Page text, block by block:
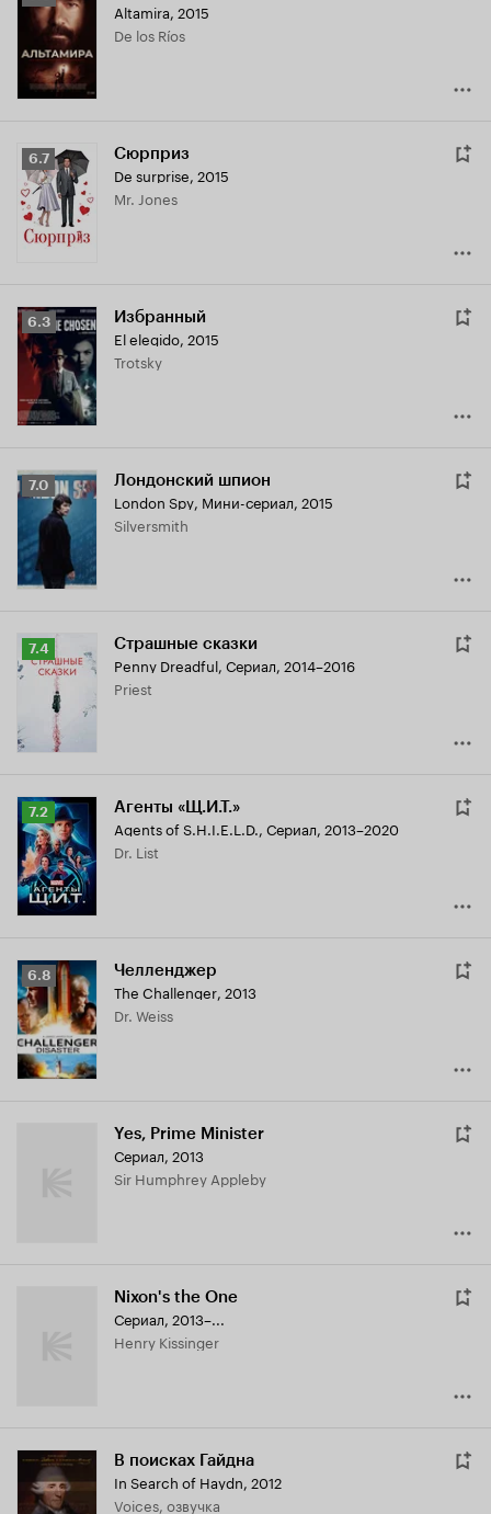
Кинопоиска
Altamira, 2015
De los Ríos
Рейтинг
Кинопоиска
6.7
6.7 Сюрприз
De surprise, 2015
Mr. Jones
Рейтинг
Кинопоиска
6.3
6.3 Избранный
El elegido, 2015
Trotsky
Рейтинг
Кинопоиска
7.0
7.0 Лондонский шпион
London Spy, Мини-сериал, 2015
Silversmith
Рейтинг
Кинопоиска
7.4 Страшные сказки
Penny Dreadful, Сериал, 2014–2016
Priest
Рейтинг
Кинопоиска
7.2
7.2 Агенты «Щ.И.Т.»
Agents of S.H.I.E.L.D., Сериал, 2013–2020
Dr. List
Рейтинг
Кинопоиска
6.8
6.8 Челленджер
The Challenger, 2013
Dr. Weiss
Yes, Prime Minister
Сериал, 2013
Sir Humphrey Appleby
Nixon's the One
Сериал, 2013–...
Henry Kissinger
В поисках Гайдна
In Search of Haydn, 2012
Voices, озвучка